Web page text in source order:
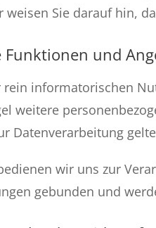
weisen Sie darauf hin,
Funktionen und
rein informatorischen
weitere
Datenverarbeitung
wir uns zur
gebunden und